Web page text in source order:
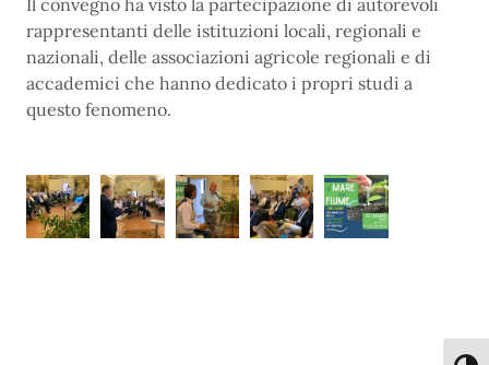
Il convegno ha visto la partecipazione di autorevoli
rappresentanti delle istituzioni locali, regionali e
nazionali, delle associazioni agricole regionali e di
accademici che hanno dedicato i propri studi a
questo fenomeno.